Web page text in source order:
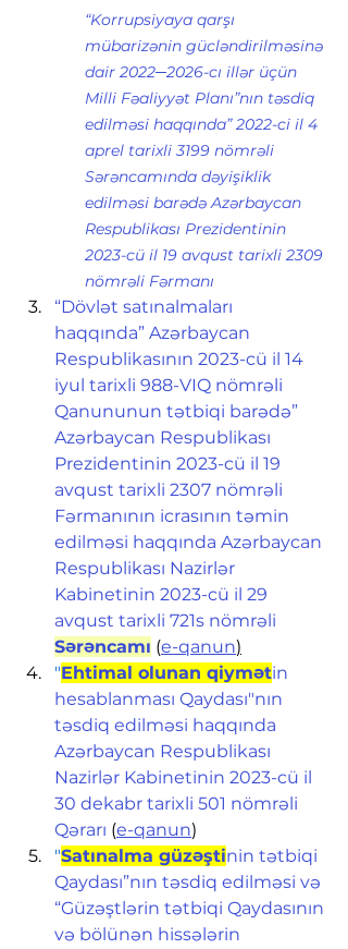
“Korrupsiyaya qarşı
mübarizənin gücləndirilməsinə
dair 2022─2026-cı illər üçün
Milli Fəaliyyət Planı”nın təsdiq
edilməsi haqqında” 2022-ci il 4
aprel tarixli 3199 nömrəli
Sərəncamında dəyişiklik
edilməsi barədə Azərbaycan
Respublikası Prezidentinin
2023-cü il 19 avqust tarixli 2309
nömrəli Fərmanı
“Dövlət satınalmaları
haqqında” Azərbaycan
Respublikasının 2023-cü il 14
iyul tarixli 988-VIQ nömrəli
Qanununun tətbiqi barədə”
Azərbaycan Respublikası
Prezidentinin 2023-cü il 19
avqust tarixli 2307 nömrəli
Fərmanının icrasının təmin
edilməsi haqqında Azərbaycan
Respublikası Nazirlər
Kabinetinin 2023-cü il 29
avqust tarixli 721s nömrəli
Sərəncamı (e-qanun)
"Ehtimal olunan qiymətin
hesablanması Qaydası"nın
təsdiq edilməsi haqqında
Azərbaycan Respublikası
Nazirlər Kabinetinin 2023-cü il
30 dekabr tarixli 501 nömrəli
Qərarı (e-qanun)
"Satınalma güzəştinin tətbiqi
Qaydası”nın təsdiq edilməsi və
“Güzəştlərin tətbiqi Qaydasının
və bölünən hissələrin